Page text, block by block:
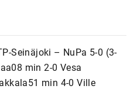
Seinäjoki – NuPa 5-0 (3-
min 2-0 Vesa
min 4-0 Ville